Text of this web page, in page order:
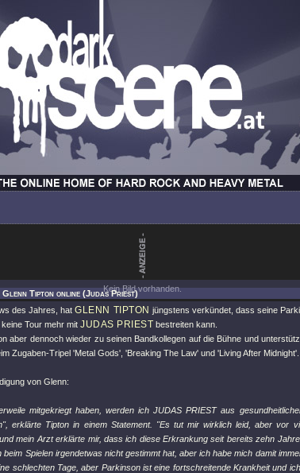
Kein Bild vorhanden.
Glenn Tipton online (Judas Priest)
des Jahres, hatGLENN TIPTON jüngstens verkündet, dass seine
Tour mehr mit JUDAS PRIEST bestreiten kann.
aber dennoch wieder zu seinen Bandkollegen auf die Bühne und
Zugaben-Tripel 'Metal Gods', 'Breaking The Law' und 'Living After Midnight'.
von Glenn:
mitgekriegt haben, werden ich JUDAS PRIEST aus
erklärte Tipton in einem Statement. "Es tut mir wirklich leid, aber vor
mein Arzt erklärte mir, dass ich diese Erkrankung seit bereits zehn
beim Spielen irgendetwas nicht gestimmt hat, aber ich habe mich damit
schlechten Tage, aber Parkinson ist eine fortschreitende Krankheit und